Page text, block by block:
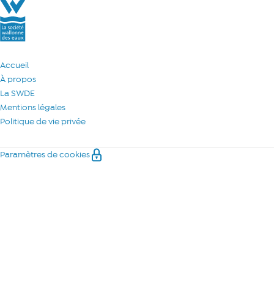
La Société Wallonne des Eaux
Accueil
À propos
La SWDE
Mentions légales
Politique de vie privée
Paramètres de cookies